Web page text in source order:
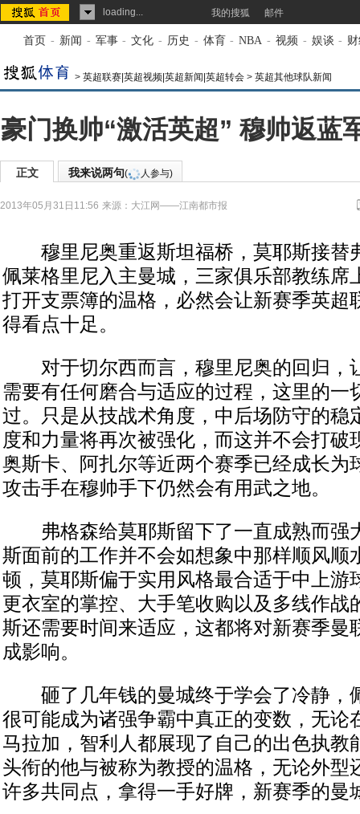
loading... 我的搜狐 邮件
首页 - 新闻 - 军事 - 文化 - 历史 - 体育 - NBA - 视频 - 娱谈 -
> 英超联赛|英超视频|英超新闻|英超转会 > 英超其他球队新闻
豪门换帅“激活英超” 穆帅返蓝
正文 我来说两句( 人参与)
2013年05月31日11:56 来源： 大江网——江南都市报
穆里尼奥重返斯坦福桥，莫耶斯接替
佩莱格里尼入主曼城，三家俱乐部教练席
打开支票簿的温格，必然会让新赛季英超
得看点十足。
对于切尔西而言，穆里尼奥的回归，
需要有任何磨合与适应的过程，这里的一
过。只是从技战术角度，中后场防守的稳
度和力量将再次被强化，而这并不会打破
奥斯卡、阿扎尔等近两个赛季已经成长为
攻击手在穆帅手下仍然会有用武之地。
弗格森给莫耶斯留下了一直成熟而强
斯面前的工作并不会如想象中那样顺风顺
顿，莫耶斯偏于实用风格最合适于中上游
更衣室的掌控、大手笔收购以及多线作战
斯还需要时间来适应，这都将对新赛季曼
成影响。
砸了几年钱的曼城终于学会了冷静，
很可能成为诸强争霸中真正的变数，无论
马拉加，智利人都展现了自己的出色执教
头衔的他与被称为教授的温格，无论外型
许多共同点，拿得一手好牌，新赛季的曼